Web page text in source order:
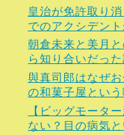
皇治が免許取り
でのアクシデント
朝倉未来と美月
ら知り合いだっ
與真司郎はなぜ
の和菓子屋という
【ビッグモータ
ない？目の病気と